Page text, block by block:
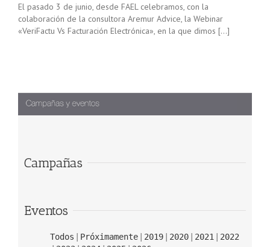
El pasado 3 de junio, desde FAEL celebramos, con la
colaboración de la consultora Aremur Advice, la Webinar
«VeriFactu Vs Facturación Electrónica», en la que dimos […]
Campañas
Eventos
Todos Próximamente 2019 2020 2021
2022